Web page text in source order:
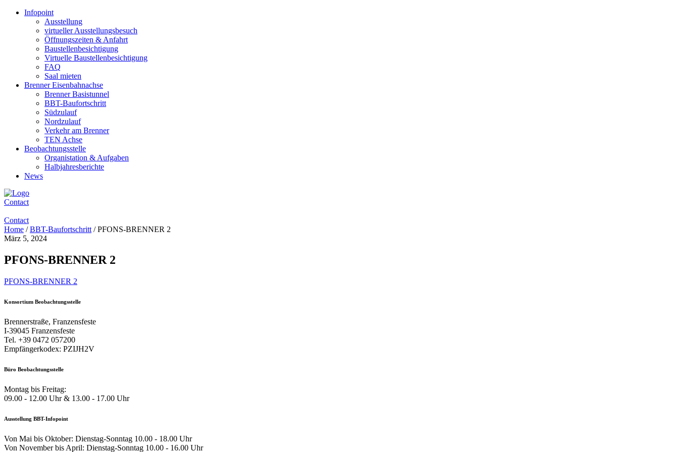
Infopoint
Ausstellung
virtueller Ausstellungsbesuch
Öffnungszeiten & Anfahrt
Baustellenbesichtigung
Virtuelle Baustellenbesichtigung
FAQ
Saal mieten
Brenner Eisenbahnachse
Brenner Basistunnel
BBT-Baufortschritt
Südzulauf
Nordzulauf
Verkehr am Brenner
TEN Achse
Beobachtungsstelle
Organistation & Aufgaben
Halbjahresberichte
News
Contact
Contact
Home /BBT-Baufortschritt /PFONS-BRENNER 2
März 5, 2024
PFONS-BRENNER 2
PFONS-BRENNER 2
Konsortium Beobachtungsstelle
Brennerstraße, Franzensfeste
I-39045 Franzensfeste
Tel. +39 0472 057200
Empfängerkodex: PZIJH2V
Büro Beobachtungsstelle
Montag bis Freitag:
09.00 - 12.00 Uhr & 13.00 - 17.00 Uhr
Ausstellung BBT-Infopoint
Von Mai bis Oktober: Dienstag-Sonntag 10.00 - 18.00 Uhr
Von November bis April: Dienstag-Sonntag 10.00 - 16.00 Uhr